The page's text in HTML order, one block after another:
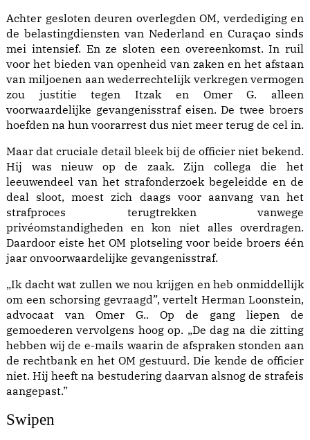
Achter gesloten deuren overlegden OM, verdediging en
de belastingdiensten van Nederland en Curaçao sinds
mei intensief. En ze sloten een overeenkomst. In ruil
voor het bieden van openheid van zaken en het afstaan
van miljoenen aan wederrechtelijk verkregen vermogen
zou justitie tegen Itzak en Omer G. alleen
voorwaardelijke gevangenisstraf eisen. De twee broers
hoefden na hun voorarrest dus niet meer terug de cel in.
Maar dat cruciale detail bleek bij de officier niet bekend.
Hij was nieuw op de zaak. Zijn collega die het
leeuwendeel van het strafonderzoek begeleidde en de
deal sloot, moest zich daags voor aanvang van het
strafproces terugtrekken vanwege
privéomstandigheden en kon niet alles overdragen.
Daardoor eiste het OM plotseling voor beide broers één
jaar onvoorwaardelijke gevangenisstraf.
„Ik dacht wat zullen we nou krijgen en heb onmiddellijk
om een schorsing gevraagd”, vertelt Herman Loonstein,
advocaat van Omer G.. Op de gang liepen de
gemoederen vervolgens hoog op. „De dag na die zitting
hebben wij de e-mails waarin de afspraken stonden aan
de rechtbank en het OM gestuurd. Die kende de officier
niet. Hij heeft na bestudering daarvan alsnog de strafeis
aangepast.”
Swipen